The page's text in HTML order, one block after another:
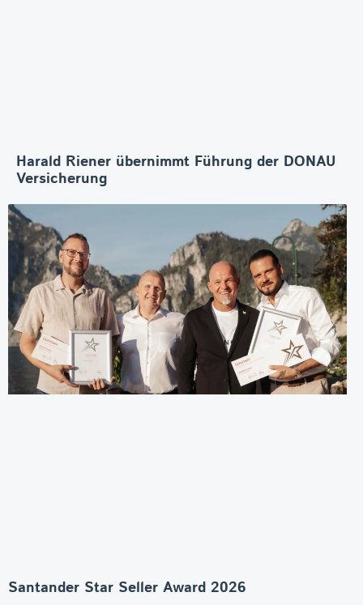
Harald Riener übernimmt Führung der DONAU
Versicherung
Santander Star Seller Award 2026